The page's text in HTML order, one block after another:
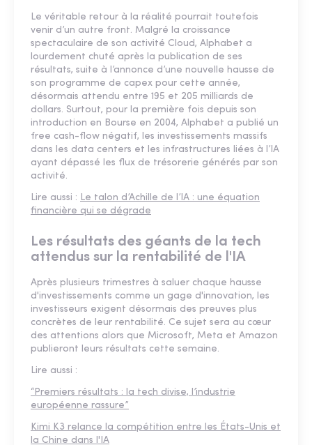
Le véritable retour à la réalité pourrait toutefois
venir d’un autre front. Malgré la croissance
spectaculaire de son activité Cloud, Alphabet a
lourdement chuté après la publication de ses
résultats, suite à l’annonce d’une nouvelle hausse de
son programme de capex pour cette année,
désormais attendu entre 195 et 205 milliards de
dollars. Surtout, pour la première fois depuis son
introduction en Bourse en 2004, Alphabet a publié un
free cash-flow négatif, les investissements massifs
dans les data centers et les infrastructures liées à l’IA
ayant dépassé les flux de trésorerie générés par son
activité.
Lire aussi : Le talon d’Achille de l’IA : une équation
financière qui se dégrade
Les résultats des géants de la tech
attendus sur la rentabilité de l'IA
Après plusieurs trimestres à saluer chaque hausse
d'investissements comme un gage d'innovation, les
investisseurs exigent désormais des preuves plus
concrètes de leur rentabilité. Ce sujet sera au cœur
des attentions alors que Microsoft, Meta et Amazon
publieront leurs résultats cette semaine.
Lire aussi :
“Premiers résultats : la tech divise, l’industrie
européenne rassure”
Kimi K3 relance la compétition entre les États-Unis et
la Chine dans l'IA